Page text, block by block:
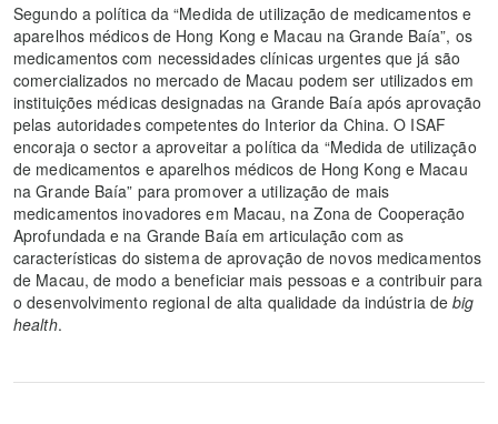
Segundo a política da “Medida de utilização de medicamentos e
aparelhos médicos de Hong Kong e Macau na Grande Baía”, os
medicamentos com necessidades clínicas urgentes que já são
comercializados no mercado de Macau podem ser utilizados em
instituições médicas designadas na Grande Baía após aprovação
pelas autoridades competentes do Interior da China. O ISAF
encoraja o sector a aproveitar a política da “Medida de utilização
de medicamentos e aparelhos médicos de Hong Kong e Macau
na Grande Baía” para promover a utilização de mais
medicamentos inovadores em Macau, na Zona de Cooperação
Aprofundada e na Grande Baía em articulação com as
características do sistema de aprovação de novos medicamentos
de Macau, de modo a beneficiar mais pessoas e a contribuir para
o desenvolvimento regional de alta qualidade da indústria debig
health.